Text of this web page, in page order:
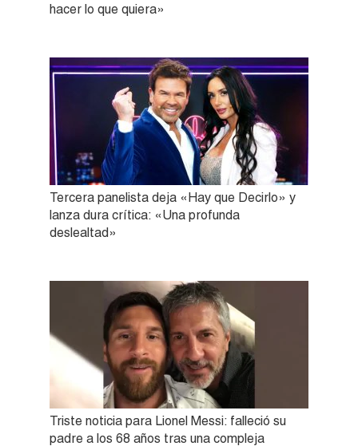
hacer lo que quiera»
Tercera panelista deja «Hay que Decirlo» y
lanza dura crítica: «Una profunda
deslealtad»
Triste noticia para Lionel Messi: falleció su
padre a los 68 años tras una compleja